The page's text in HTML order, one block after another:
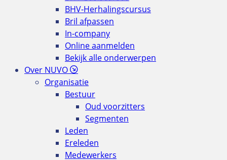
BHV-Herhalingscursus
Bril afpassen
In-company
Online aanmelden
Bekijk alle onderwerpen
Over NUVO
Organisatie
Bestuur
Oud voorzitters
Segmenten
Leden
Ereleden
Medewerkers